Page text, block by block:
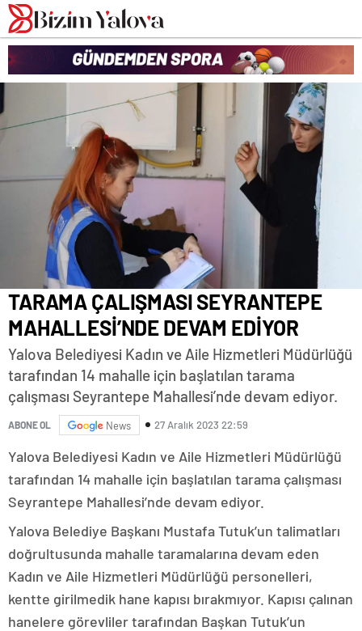
romabet
romabet
romabet
deneme
bonusu
veren
siteler
TARAMA ÇALIŞMASI SEYRANTEPE
MAHALLESİ’NDE DEVAM EDİYOR
Yalova Belediyesi Kadın ve Aile Hizmetleri Müdürlüğü
tarafından 14 mahalle için başlatılan tarama
çalışması Seyrantepe Mahallesi’nde devam ediyor.
ABONE OL News 27 Aralık 2023 22:59
Yalova Belediyesi Kadın ve Aile Hizmetleri Müdürlüğü
tarafından 14 mahalle için başlatılan tarama çalışması
Seyrantepe Mahallesi’nde devam ediyor.
Yalova Belediye Başkanı Mustafa Tutuk’un talimatları
doğrultusunda mahalle taramalarına devam eden
Kadın ve Aile Hizmetleri Müdürlüğü personelleri,
kentte girilmedik hane kapısı bırakmıyor. Kapısı çalınan
hanelere görevliler tarafından Başkan Tutuk’un